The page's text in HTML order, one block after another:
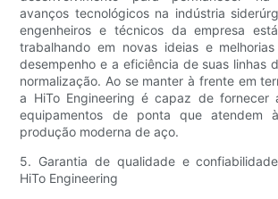
avanços tecnológicos na indústria
engenheiros e técnicos da empresa
trabalhando em novas ideias e
desempenho e a eficiência de suas linhas
normalização. Ao se manter à frente em
a HiTo Engineering é capaz de fornecer
equipamentos de ponta que atendem
produção moderna de aço.
5. Garantia de qualidade e
HiTo Engineering